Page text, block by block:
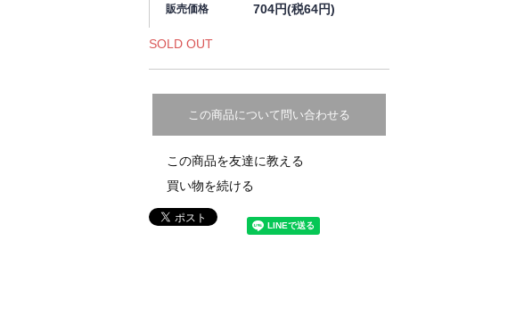
販売価格 704円(税64円)
SOLD OUT
この商品について問い合わせる
この商品を友達に教える
買い物を続ける